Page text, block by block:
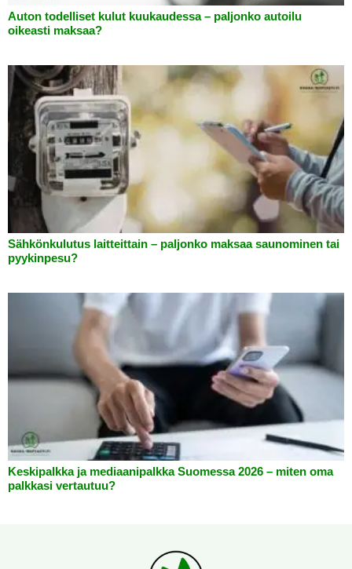
Auton todelliset kulut kuukaudessa – paljonko autoilu
oikeasti maksaa?
Sähkönkulutus laitteittain – paljonko maksaa saunominen tai
pyykinpesu?
Keskipalkka ja mediaanipalkka Suomessa 2026 – miten oma
palkkasi vertautuu?